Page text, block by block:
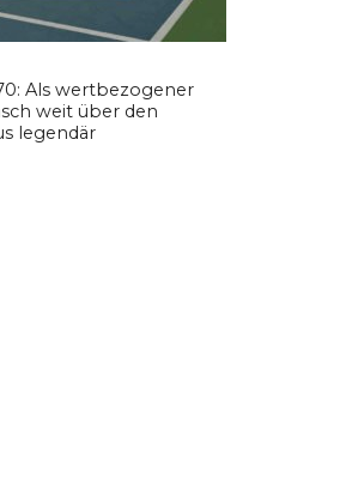
Als wertbezogener
weit über den
legendär